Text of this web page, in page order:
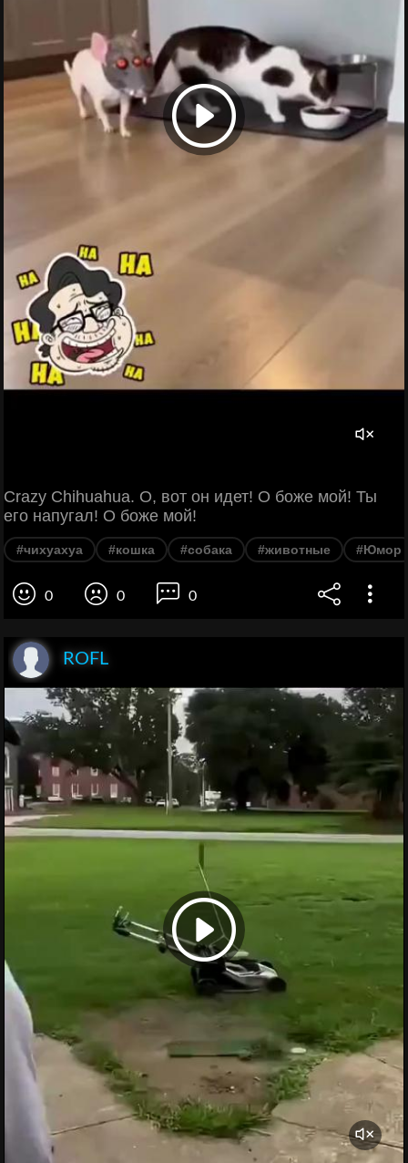
Crazy Chihuahua. О, вот он идет! О боже мой! Ты
его напугал! О боже мой!
#чихуахуа #кошка #собака #животные #Юмор
0 0 0
ROFL